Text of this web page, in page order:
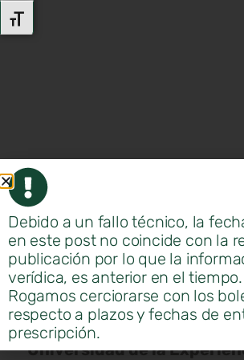
Alternar Tamaño De Letra
La presidenta deCEPYME
María Jesús Lorente,
académico 2025-2026 de la
Universidad de la
Debido a un fallo técnico, la
en este post no coincide con la
publicación por lo que la
verídica, es anterior en el tiempo.
Rogamos cerciorarse con los
respecto a plazos y fechas de
prescripción.